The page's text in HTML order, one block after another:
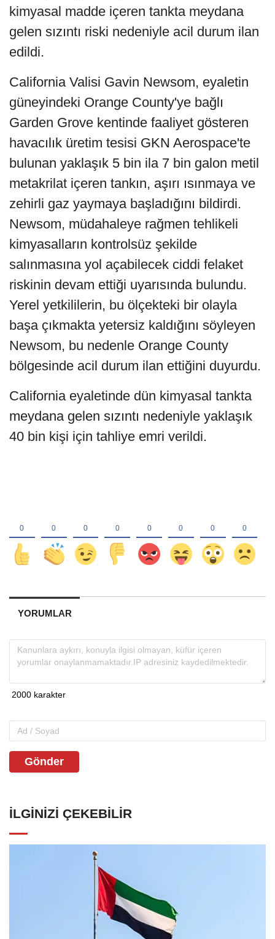
kimyasal madde içeren tankta meydana
gelen sızıntı riski nedeniyle acil durum ilan
edildi.
California Valisi Gavin Newsom, eyaletin
güneyindeki Orange County'ye bağlı
Garden Grove kentinde faaliyet gösteren
havacılık üretim tesisi GKN Aerospace'te
bulunan yaklaşık 5 bin ila 7 bin galon metil
metakrilat içeren tankın, aşırı ısınmaya ve
zehirli gaz yaymaya başladığını bildirdi.
Newsom, müdahaleye rağmen tehlikeli
kimyasalların kontrolsüz şekilde
salınmasına yol açabilecek ciddi felaket
riskinin devam ettiği uyarısında bulundu.
Yerel yetkililerin, bu ölçekteki bir olayla
başa çıkmakta yetersiz kaldığını söyleyen
Newsom, bu nedenle Orange County
bölgesinde acil durum ilan ettiğini duyurdu.
California eyaletinde dün kimyasal tankta
meydana gelen sızıntı nedeniyle yaklaşık
40 bin kişi için tahliye emri verildi.
YORUMLAR
Gönder
İLGINIZI ÇEKEBILIR